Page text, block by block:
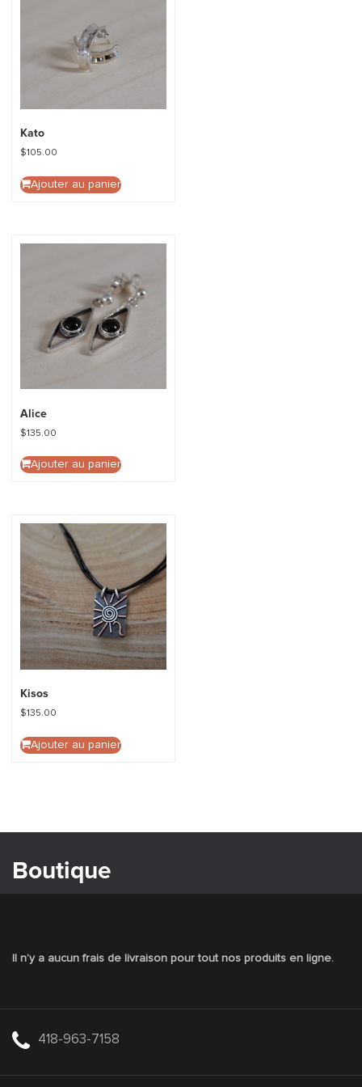
Kato
$105.00
Ajouter au panier
Alice
$135.00
Ajouter au panier
Kisos
$135.00
Ajouter au panier
Boutique
Il n’y a aucun frais de livraison pour tout nos produits en ligne.
418-963-7158